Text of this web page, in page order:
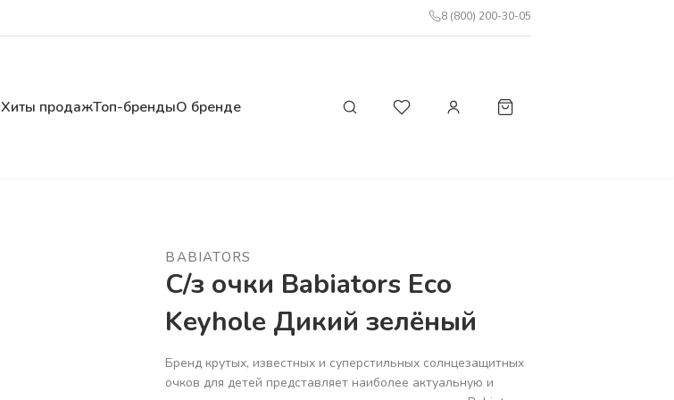
8 (800) 200-30-05
Хиты продажТоп-брендыО бренде
BABIATORS
С/з очки Babiators Eco
Keyhole Дикий зелёный
Бренд крутых, известных и суперстильных солнцезащитных
очков для детей представляет наиболее актуальную и